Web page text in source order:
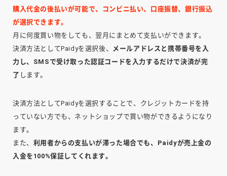
購入代金の後払いが可能で、コンビニ払い、口座振替、銀行振込
が選択できます。
月に何度買い物をしても、翌月にまとめて支払いができます。
決済方法としてPaidyを選択後、
メールアドレスと携帯番号を入
力し、SMSで受け取った認証コードを入力するだけで決済が完
了 します。
決済方法としてPaidyを選択することで、クレジットカードを持
っていない方でも、ネットショップで買い物ができるようになり
ます。
また、 利用者からの支払いが滞った場合でも、Paidyが売上金の
入金を100%保証してくれます。